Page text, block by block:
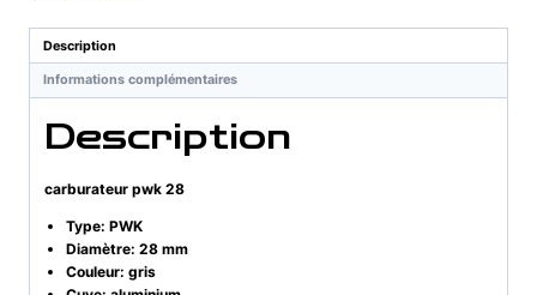
Description
Informations complémentaires
Description
carburateur pwk 28
Type: PWK
Diamètre: 28 mm
Couleur: gris